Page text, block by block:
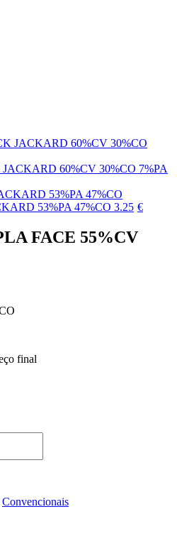
60%CV 30%CO 7%PA
53%PA 47%CO 3.25 €
FACE 55%CV
final
Convencionais